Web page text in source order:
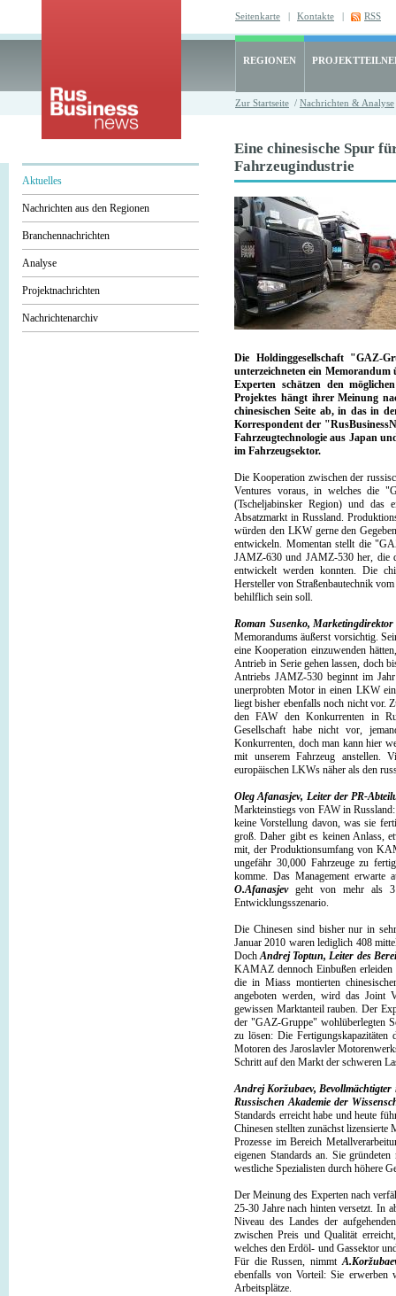
Seitenkarte | Kontakte | RSS
REGIONEN
Zur Startseite / Nachrichten & Analyse
Aktuelles
Nachrichten aus den Regionen
Branchennachrichten
Analyse
Projektnachrichten
Nachrichtenarchiv
Eine chinesische Spur
Fahrzeugindustrie
Die Holdinggesellschaft "GAZ-
unterzeichneten ein
Experten schätzen den
Projektes hängt ihrer Meinung
chinesischen Seite ab, in das in
Korrespondent der
Fahrzeugtechnologie aus Japan
im Fahrzeugsektor.
Die Kooperation zwischen der
Ventures voraus, in welches die
(Tscheljabinsker Region) und das
Absatzmarkt in Russland.
würden den LKW gerne den
entwickeln. Momentan stellt die
JAMZ-630 und JAMZ-530 her, die
entwickelt werden konnten. Die
Hersteller von Straßenbautechnik
behilflich sein soll.
Roman Susenko,
Memorandums äußerst vorsichtig.
eine Kooperation einzuwenden
Antrieb in Serie gehen lassen, doch
Antriebs JAMZ-530 beginnt im
unerprobten Motor in einen LKW
liegt bisher ebenfalls noch nicht vor.
den FAW den Konkurrenten in
Gesellschaft habe nicht vor,
Konkurrenten, doch man kann hier
mit unserem Fahrzeug anstellen.
europäischen LKWs näher als den
Oleg Afanasjev, Leiter der PR-
Markteinstiegs von FAW in
keine Vorstellung davon, was sie
groß. Daher gibt es keinen Anlass,
mit, der Produktionsumfang von
ungefähr 30,000 Fahrzeuge zu
komme. Das Management erwarte
O.Afanasjevgeht von mehr als
Entwicklungsszenario.
Die Chinesen sind bisher nur in
Januar 2010 waren lediglich 408
DochAndrej Toptun, Leiter des
KAMAZ dennoch Einbußen erleiden
die in Miass montierten
angeboten werden, wird das Joint
gewissen Marktanteil rauben. Der
der "GAZ-Gruppe" wohlüberlegten
zu lösen: Die
Motoren des Jaroslavler
Schritt auf den Markt der schweren
Andrej Koržubaev,
Russischen Akademie der
Standards erreicht habe und heute
Chinesen stellten zunächst lizensierte
Prozesse im Bereich
eigenen Standards an. Sie
westliche Spezialisten durch höhere
Der Meinung des Experten nach
25-30 Jahre nach hinten versetzt. In
Niveau des Landes der
zwischen Preis und Qualität
welches den Erdöl- und Gassektor
Für die Russen, nimmt
ebenfalls von Vorteil: Sie erwerben
Arbeitsplätze.